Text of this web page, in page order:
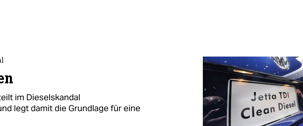
im Dieselskandal
legt damit die Grundlage für eine